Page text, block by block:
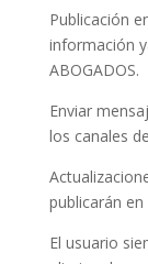
Publicación
información
ABOGADOS.
Enviar
los canales
publicarán
El usuario